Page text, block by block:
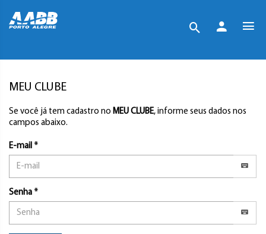
MEU CLUBE
Se você já tem cadastro no MEU CLUBE, informe seus dados nos
campos abaixo.
E-mail *
Senha *